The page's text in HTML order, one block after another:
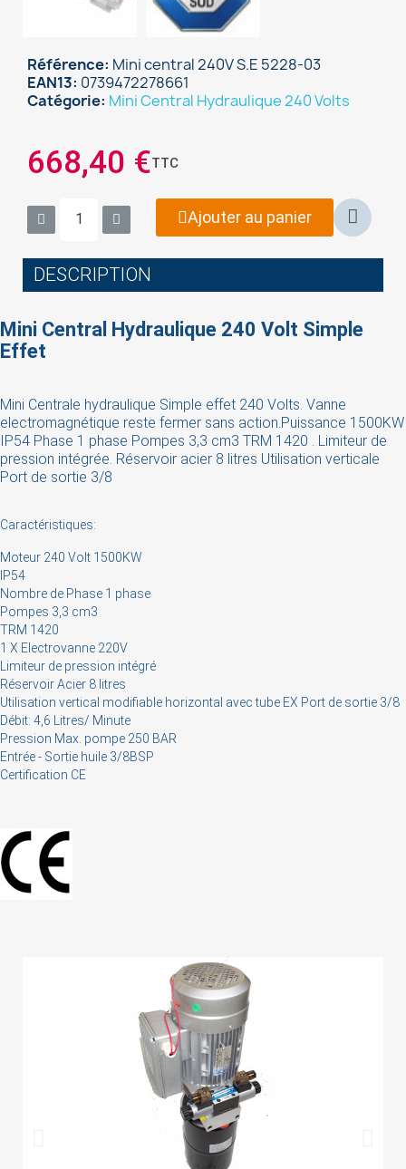
Référence Mini central 240V S.E 5228-03
EAN13 0739472278661
Catégorie Mini Central Hydraulique 240 Volts
668,40 €TTC
Ajouter au panier
DESCRIPTION
Mini Central Hydraulique 240 Volt Simple
Effet
Mini Centrale hydraulique Simple effet 240 Volts. Vanne
electromagnétique reste fermer sans action.Puissance 1500KW
IP54 Phase 1 phase Pompes 3,3 cm3 TRM 1420 . Limiteur de
pression intégrée. Réservoir acier 8 litres Utilisation verticale
Port de sortie 3/8
Caractéristiques:
Moteur 240 Volt 1500KW
IP54
Nombre de Phase 1 phase
Pompes 3,3 cm3
TRM 1420
1 X Electrovanne 220V
Limiteur de pression intégré
Réservoir Acier 8 litres
Utilisation vertical modifiable horizontal avec tube EX Port de sortie 3/8
Débit: 4,6 Litres/ Minute
Pression Max. pompe 250 BAR
Entrée - Sortie huile 3/8BSP
Certification CE
Sign in ×
wish list.
Cancel